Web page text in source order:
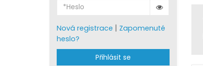
Nová registrace | Zapomenuté
heslo?
Přihlásit se